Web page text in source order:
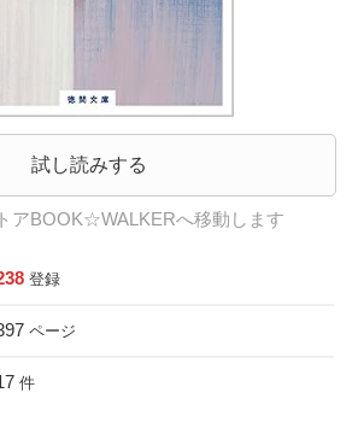
試し読みする
アBOOK☆WALKERへ移動します
登録
ページ
件